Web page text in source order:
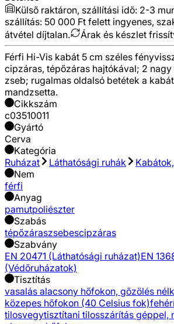
Külső raktáron, szállítási idő: 2-3
szállítás: 50 000 Ft felett ingyenes,
átvétel díjtalan.
Árak és készlet
Férfi Hi-Vis kabát 5 cm széles
cipzáras, tépőzáras hajtókával; 2
zseb; rugalmas oldalsó betétek a
mandzsetta.
Cikkszám
c03510011
Gyártó
Cerva
Kategória
Ruházat
Láthatósági ruhák
Nem
férfi
Anyag
pamutpoliészter
Szabás
tépőzáraszsebescipzáras
Szabvány
EN 20471 (Láthatósági ruházat)EN
(Védőruházatok)
Tisztítás
vasalás alacsony hőfokon, gőzölés
közepes hőfokon (40 Celsius fok)
tilosvegytisztítani tilosszárítás géppel,